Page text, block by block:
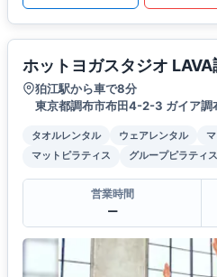
ホットヨガスタジオ
狛江駅から車で8分
東京都調布市布田4-2-3 ガイア調
タオルレンタル ウェアレンタル
マットピラティス
グループピラティス
営業時間
ー